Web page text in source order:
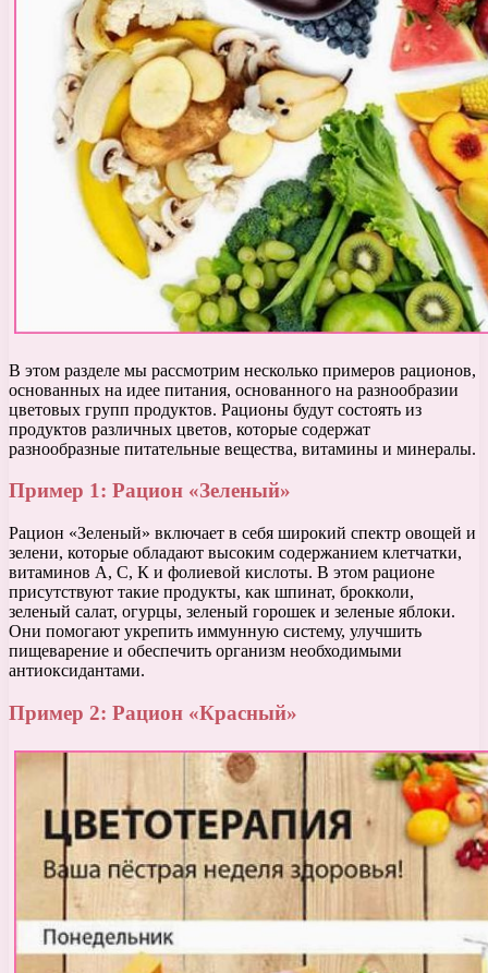
В этом разделе мы рассмотрим несколько примеров рационов,
основанных на идее питания, основанного на разнообразии
цветовых групп продуктов. Рационы будут состоять из
продуктов различных цветов, которые содержат
разнообразные питательные вещества, витамины и минералы.
Пример 1: Рацион «Зеленый»
Рацион «Зеленый» включает в себя широкий спектр овощей и
зелени, которые обладают высоким содержанием клетчатки,
витаминов А, С, К и фолиевой кислоты. В этом рационе
присутствуют такие продукты, как шпинат, брокколи,
зеленый салат, огурцы, зеленый горошек и зеленые яблоки.
Они помогают укрепить иммунную систему, улучшить
пищеварение и обеспечить организм необходимыми
антиоксидантами.
Пример 2: Рацион «Красный»